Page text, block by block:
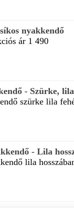
nyakkendő
ár 1 490
- Szürke,
szürke lila
- Lila
lila